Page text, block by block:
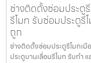
ช่างติดตั้งซ่อมประตู
รีโมท รับซ่อมประตูรี
ถูก
ช่างติดตั้งซ่อมประตูรีโมทเ
ประตูบานเลื่อนรีโมท รับทำ